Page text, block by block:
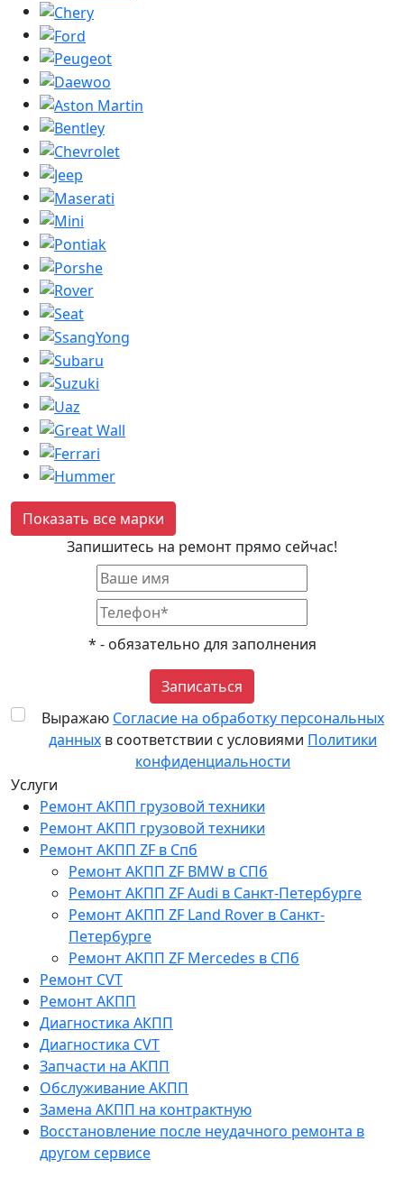
Услуги
Ремонт АКПП грузовой техники
Ремонт АКПП грузовой техники
Ремонт АКПП ZF в Спб
Ремонт АКПП ZF BMW в СПб
Ремонт АКПП ZF Audi в Санкт-Петербурге
Ремонт АКПП ZF Land Rover в Санкт-
Петербурге
Ремонт АКПП ZF Mercedes в СПб
Ремонт CVT
Ремонт AКПП
Диагностика АКПП
Диагностика CVT
Запчасти на АКПП
Обслуживание АКПП
Замена АКПП на контрактную
Восстановление после неудачного ремонта в
другом сервисе
Показать все марки
Запишитесь на ремонт прямо сейчас!
* - обязательно для заполнения
Записаться
Выражаю Согласие на обработку персональных
данных в соответствии с условиями Политики
конфиденциальности